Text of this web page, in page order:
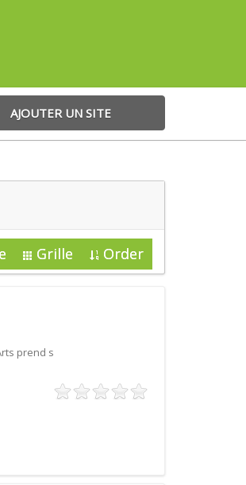
AJOUTER UN SITE
Grille Order
prend s